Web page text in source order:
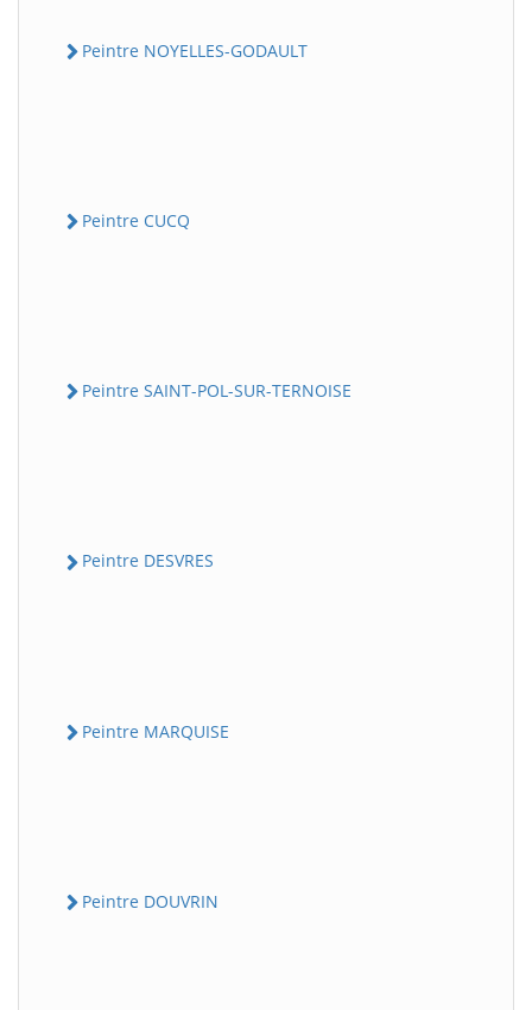
Peintre NOYELLES-GODAULT
Peintre CUCQ
Peintre SAINT-POL-SUR-TERNOISE
Peintre DESVRES
Peintre MARQUISE
Peintre DOUVRIN